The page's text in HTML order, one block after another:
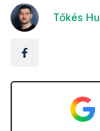
Tőkés